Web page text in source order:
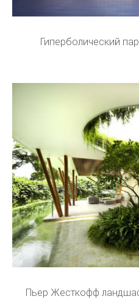
Гиперболический
Пьер Жесткофф